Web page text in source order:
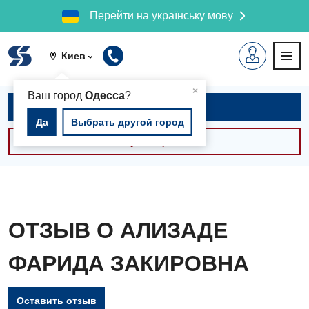
Перейти на українську мову
Киев
×
Ваш город Одесса?
Да Выбрать другой город
Записаться на приём
ОТЗЫВ О АЛИЗАДЕ
ФАРИДА ЗАКИРОВНА
Оставить отзыв